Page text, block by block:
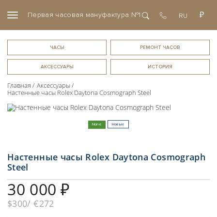
Первая часовая мануфактура №1
+7(963)
722-
88-
82
RU
RU
EN
ЧАСЫ
РЕМОНТ ЧАСОВ
АКСЕССУАРЫ
Первая часовая мануфактура
Выкуп часов
Оценка часов
Комиссия часов
О компании
О компании
Новости
Доставка
ЧАСЫ РЕМОНТ ЧАСОВ
АКСЕССУАРЫ ИСТОРИЯ
Главная
Аксессуары
Настенные часы Rolex Daytona Cosmograph Steel
Настенные часы Rolex Daytona Cosmograph
Steel
None Новые
30 000 ₽
$300 €272